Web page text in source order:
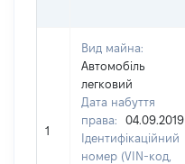
1
Вид майна:
Автомобіль
легковий
Дата набуття
права:
04.09.2019
Ідентифікаційний
номер (VIN-код,